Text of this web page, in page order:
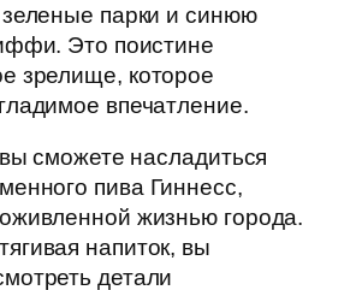
парки и синюю
Это поистине
зрелище, которое
впечатление.
сможете насладиться
пива Гиннесс,
жизнью города.
напиток, вы
детали